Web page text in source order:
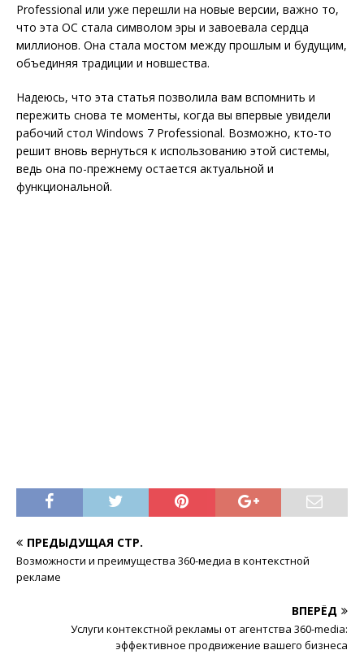
Professional или уже перешли на новые версии, важно то,
что эта ОС стала символом эры и завоевала сердца
миллионов. Она стала мостом между прошлым и будущим,
объединяя традиции и новшества.
Надеюсь, что эта статья позволила вам вспомнить и
пережить снова те моменты, когда вы впервые увидели
рабочий стол Windows 7 Professional. Возможно, кто-то
решит вновь вернуться к использованию этой системы,
ведь она по-прежнему остается актуальной и
функциональной.
ПРЕДЫДУЩАЯ СТР.
Возможности и преимущества 360-медиа в контекстной
рекламе
ВПЕРЁД
Услуги контекстной рекламы от агентства 360-media:
эффективное продвижение вашего бизнеса